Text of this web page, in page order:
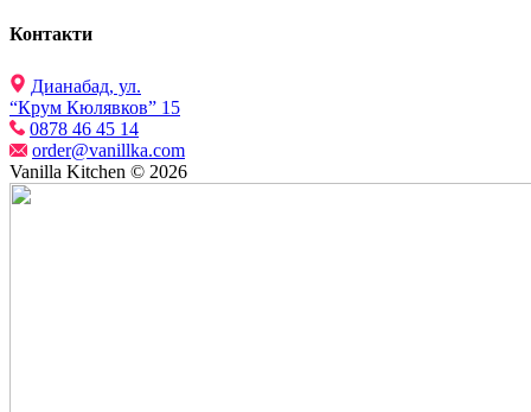
Контакти
Дианабад, ул.
“Крум Кюлявков” 15
0878 46 45 14
order@vanillka.com
Vanilla Kitchen © 2026